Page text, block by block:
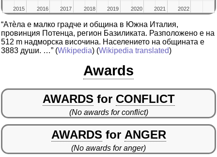
2015
2015 2016
2016 2017
2017 2018
2018 2019
2019 2020
2020 2021
2021 2022
2022
“Атѐла е малко градче и община в Южна Италия,
провинция Потенца, регион Базиликата. Разположено е на
512 m надморска височина. Населението на общината е
3883 души. …” (Wikipedia) (Wikipedia translated)
Awards
AWARDS for CONFLICT
(No awards for conflict)
AWARDS for ANGER
(No awards for anger)